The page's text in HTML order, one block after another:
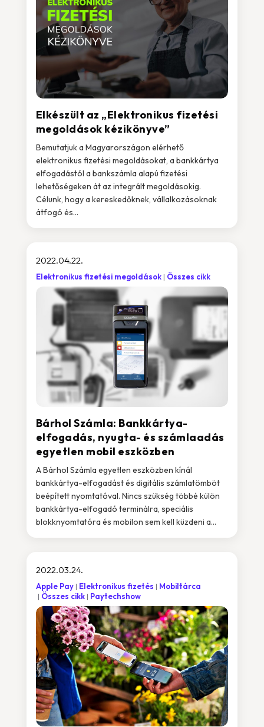
Elkészült az „Elektronikus fizetési
megoldások kézikönyve”
Bemutatjuk a Magyarországon elérhető
elektronikus fizetési megoldásokat, a bankkártya
elfogadástól a bankszámla alapú fizetési
lehetőségeken át az integrált megoldásokig.
Célunk, hogy a kereskedőknek, vállalkozásoknak
átfogó és...
Bárhol Számla: Bankkártya-
elfogadás, nyugta- és számlaadás
egyetlen mobil eszközben
2022.04.22.
Elektronikus fizetési megoldások Összes cikk
A Bárhol Számla egyetlen eszközben kínál
bankkártya-elfogadást és digitális számlatömböt
beépített nyomtatóval. Nincs szükség többé külön
bankkártya-elfogadó terminálra, speciális
blokknyomtatóra és mobilon sem kell küzdeni a...
2022.03.24.
Apple Pay Elektronikus fizetés
Mobiltárca
Összes cikk
Paytechshow